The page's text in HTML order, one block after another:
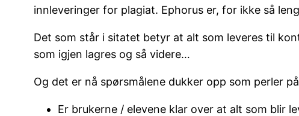
innleveringer for plagiat. Ephorus er, for ikke så
Det som står i sitatet betyr at alt som leveres til
som igjen lagres og så videre…
Og det er nå spørsmålene dukker opp som perler
Er brukerne / elevene klar over at alt som blir